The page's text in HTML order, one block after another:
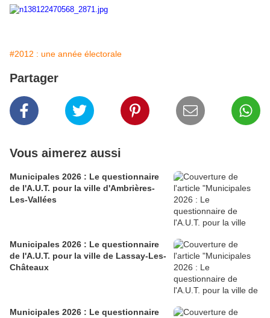
#2012 : une année électorale
Partager
Vous aimerez aussi
Municipales 2026 : Le questionnaire
de l'A.U.T. pour la ville d'Ambrières-
Les-Vallées
Municipales 2026 : Le questionnaire
de l'A.U.T. pour la ville de Lassay-Les-
Châteaux
Municipales 2026 : Le questionnaire